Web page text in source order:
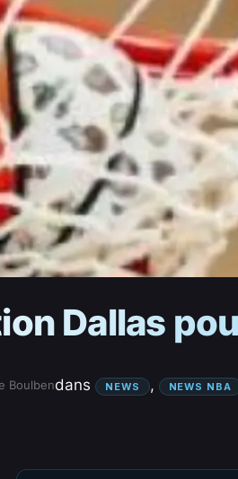
Dallas
Boulbendans NEWS , NEWS NBA